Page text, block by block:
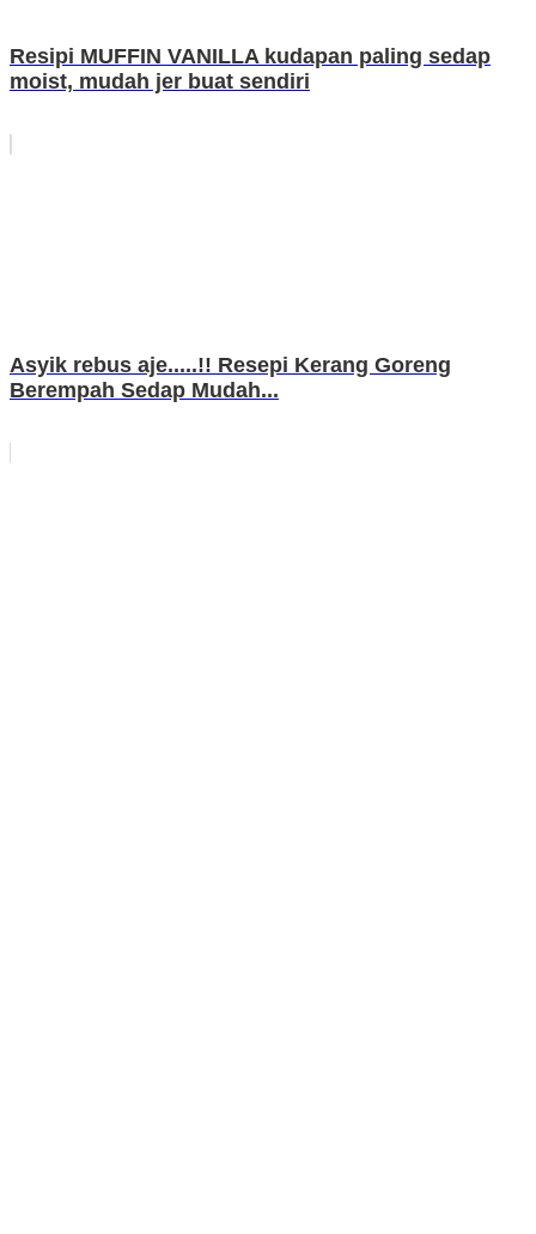
Resipi MUFFIN VANILLA kudapan paling sedap
moist, mudah jer buat sendiri
Asyik rebus aje.....!! Resepi Kerang Goreng
Berempah Sedap Mudah...